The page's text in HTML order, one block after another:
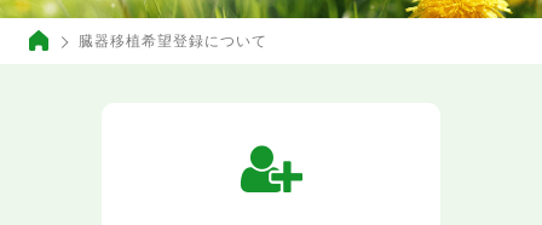
臓器移植希望登録について